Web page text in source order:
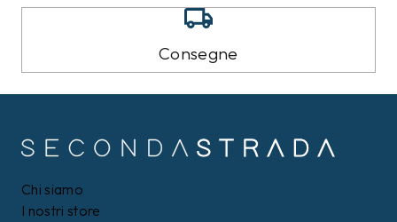
Consegne
Chi siamo
I nostri store